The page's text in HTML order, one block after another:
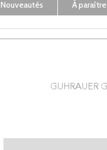
Nouveautés
À paraître